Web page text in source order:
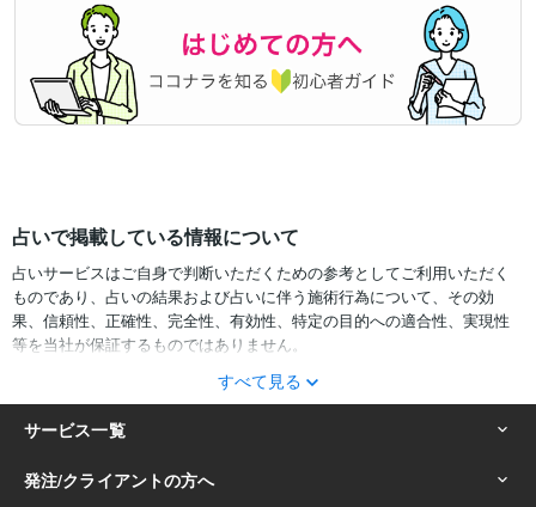
占いで掲載している情報について
占いサービスはご自身で判断いただくための参考としてご利用いただく
ものであり、占いの結果および占いに伴う施術行為について、その効
果、信頼性、正確性、完全性、有効性、特定の目的への適合性、実現性
等を当社が保証するものではありません。
サービスの結果をどのように利用するかは、お客様ご自身の自己責任に
おいて判断をお願いいたします。
占いの結果およびその内容を踏まえておこなったお客様の行動により生
ずる一切の損害について、当社および情報の提供者は一切責任を負いか
ねます。
すべて見る